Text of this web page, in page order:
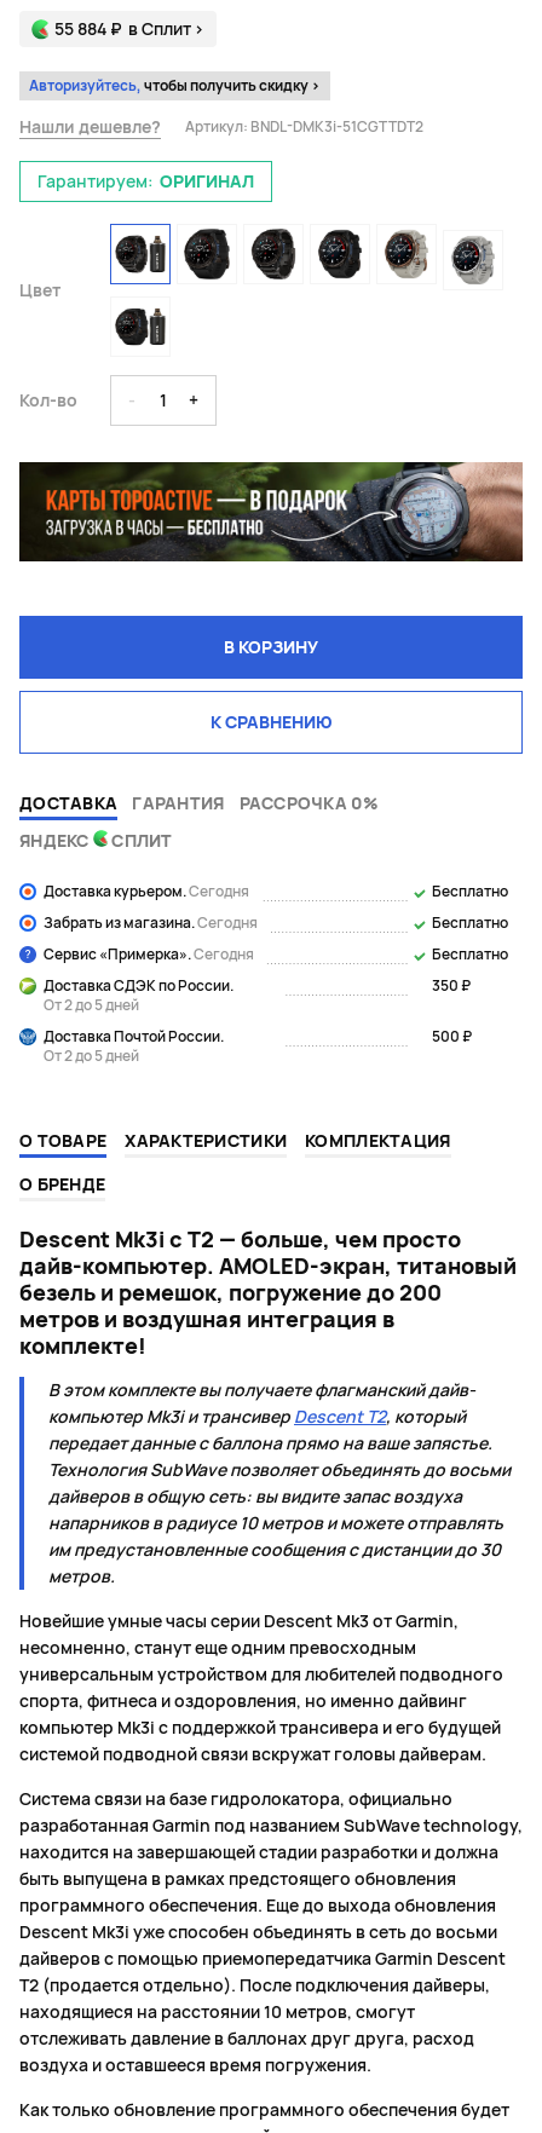
55 884 ₽ в Сплит >
Авторизуйтесь,чтобы получить скидку >
Нашли дешевле? Артикул: BNDL-DMK3i-51CGTTDT2
Гарантируем: ОРИГИНАЛ
Цвет
Кол-во - 1 +
В КОРЗИНУ
К СРАВНЕНИЮ
ДОСТАВКА ГАРАНТИЯ
РАССРОЧКА 0%
ЯНДЕКС
СПЛИТ
Доставка курьером.Сегодня
Бесплатно
Забрать из магазина.Сегодня
Бесплатно
Сервис «Примерка».Сегодня
Бесплатно
Доставка СДЭК по России.
От 2 до 5 дней
350 ₽
Доставка Почтой России.
От 2 до 5 дней
500 ₽
О ТОВАРЕ ХАРАКТЕРИСТИКИ
КОМПЛЕКТАЦИЯ
О БРЕНДЕ
Descent Mk3i c T2 — больше, чем просто
дайв-компьютер. AMOLED-экран, титановый
безель и ремешок, погружение до 200
метров и воздушная интеграция в
комплекте!
В этом комплекте вы получаете флагманский дайв-
компьютер Mk3i и трансивер Descent T2, который
передает данные с баллона прямо на ваше запястье.
Технология SubWave позволяет объединять до восьми
дайверов в общую сеть: вы видите запас воздуха
напарников в радиусе 10 метров и можете отправлять
им предустановленные сообщения с дистанции до 30
метров.
Новейшие умные часы серии Descent Mk3 от Garmin,
несомненно, станут еще одним превосходным
универсальным устройством для любителей подводного
спорта, фитнеса и оздоровления, но именно дайвинг
компьютер Mk3i с поддержкой трансивера и его будущей
системой подводной связи вскружат головы дайверам.
Система связи на базе гидролокатора, официально
разработанная Garmin под названием SubWave technology,
находится на завершающей стадии разработки и должна
быть выпущена в рамках предстоящего обновления
программного обеспечения. Еще до выхода обновления
Descent Mk3i уже способен объединять в сеть до восьми
дайверов с помощью приемопередатчика Garmin Descent
T2 (продается отдельно). После подключения дайверы,
находящиеся на расстоянии 10 метров, смогут
отслеживать давление в баллонах друг друга, расход
воздуха и оставшееся время погружения.
Как только обновление программного обеспечения будет